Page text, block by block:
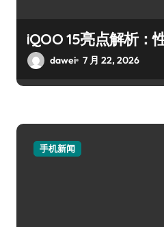
iQOO 15亮点解析：
dawei 7 月 22, 2026
手机新闻